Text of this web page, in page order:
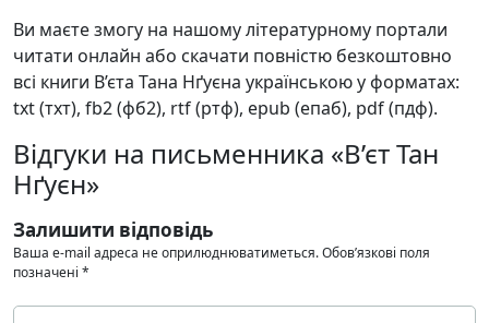
Ви маєте змогу на нашому літературному портали
читати онлайн або скачати повністю безкоштовно
всі книги В’єта Тана Нґуєна українською у форматах:
txt (тхт), fb2 (фб2), rtf (ртф), epub (епаб), pdf (пдф).
Відгуки на письменника «В’єт Тан
Нґуєн»
Залишити відповідь
Ваша e-mail адреса не оприлюднюватиметься.Обов’язкові поля
позначені *